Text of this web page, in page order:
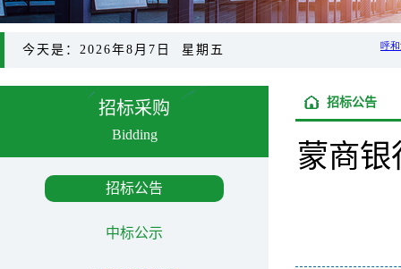
今天是：2026年8月7日 星期五
招标采购
Bidding
招标公告
中标公示
招标公告
蒙商银